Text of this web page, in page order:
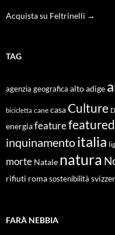
Acquista su Feltrinelli →
TAG
agenzia geografica alto adige
bicicletta cane casa Culture
energiafeaturefeatured
inquinamentoitalia
morte Natale natura
rifiuti roma sostenibilità
FARÀ NEBBIA